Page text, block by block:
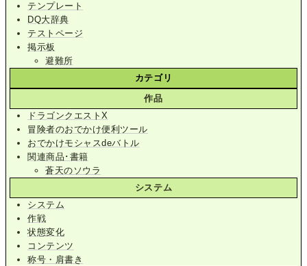
テンプレート
DQ大辞典
テストページ
掲示板
避難所
カテゴリ
作品
ドラゴンクエストX
冒険者のおでかけ便利ツール
おでかけモシャスdeバトル
関連商品･書籍
蒼天のソウラ
システム
システム
作戦
状態変化
コンテンツ
称号・肩書き